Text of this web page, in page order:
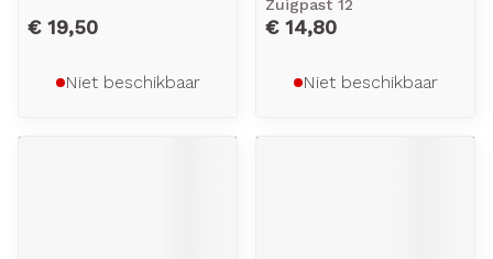
€ 19,50
Niet beschikbaar
Zuigpast 12
€ 14,80
Niet beschikbaar